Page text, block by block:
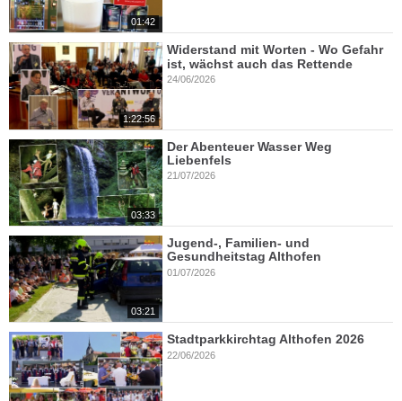
01:42
1:22:56
Widerstand mit Worten - Wo Gefahr
ist, wächst auch das Rettende
24/06/2026
03:33
Der Abenteuer Wasser Weg
Liebenfels
21/07/2026
03:21
Jugend-, Familien- und
Gesundheitstag Althofen
01/07/2026
Stadtparkkirchtag Althofen 2026
22/06/2026